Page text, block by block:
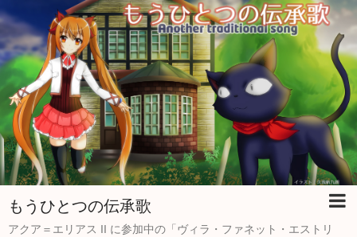
もうひとつの伝承歌
アクア＝エリアス II に参加中の「ヴィラ・ファネット・エストリ